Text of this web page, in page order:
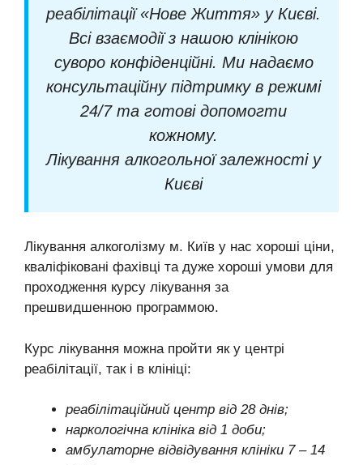
реабілітації «Нове Життя» у Києві.
Всі взаємодії з нашою клінікою
суворо конфіденційні. Ми надаємо
консультаційну підтримку в режимі
24/7 та готові допомогти
кожному.
Лікування алкогольної залежності у
Києві
Лікування алкоголізму м. Київ у нас хороші ціни,
кваліфіковані фахівці та дуже хороші умови для
проходження курсу лікування за
прешвидшенною программою.
Курс лікування можна пройти як у центрі
реабілітації, так і в клініці:
реабілітаційний центр від 28 днів;
наркологічна клініка від 1 доби;
амбулаторне відвідування клініки 7 – 14